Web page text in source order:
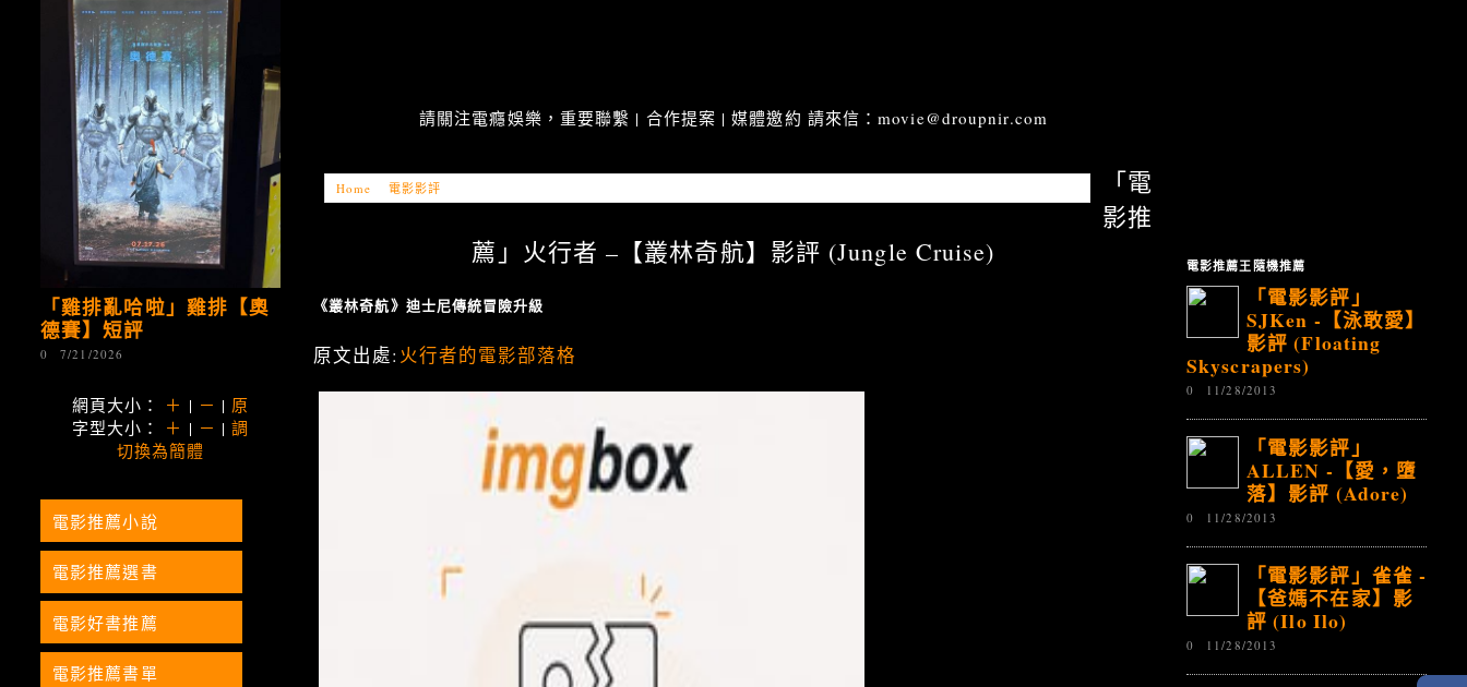
請關注電癮娛樂，重要聯繫 | 合作提案 | 媒體邀約 請來信：movie@droupnir.com
Home 電影影評
「電
影推
薦」火行者 –【叢林奇航】影評 (Jungle Cruise)
《叢林奇航》迪士尼傳統冒險升級
原文出處: 火行者的電影部落格
「雞排亂哈啦」雞排【奧
德賽】短評
0 7/21/2026
網頁大小： ＋ | － | 原
字型大小： ＋ | － |調
切換為簡體
電影推薦小說
電影推薦選書
電影好書推薦
電影推薦書單
電影推薦王隨機推薦
「電影影評」
SJKen -【泳敢愛】
影評 (Floating
Skyscrapers)
0 11/28/2013
「電影影評」
ALLEN -【愛，墮
落】影評 (Adore)
0 11/28/2013
「電影影評」雀雀 -
【爸媽不在家】影
評 (Ilo Ilo)
0 11/28/2013